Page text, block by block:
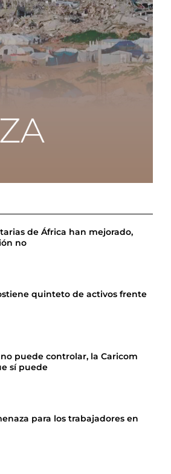
de África han mejorado,
no
quinteto de activos frente
puede controlar, la Caricom
sí puede
para los trabajadores en